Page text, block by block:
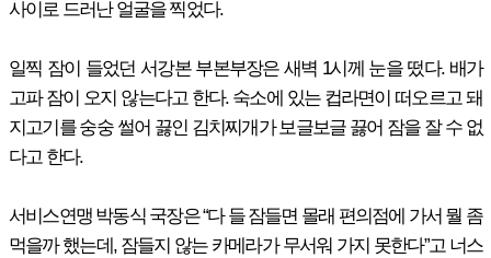
사이로 드러난 얼굴을 찍었다.
일찍 잠이 들었던 서강본 부본부장은 새벽 1시께 눈을 떴다. 배가
고파 잠이 오지 않는다고 한다. 숙소에 있는 컵라면이 떠오르고 돼
지고기를 숭숭 썰어 끓인 김치찌개가 보글보글 끓어 잠을 잘 수 없
다고 한다.
서비스연맹 박동식 국장은 “다 들 잠들면 몰래 편의점에 가서 뭘 좀
먹을까 했는데, 잠들지 않는 카메라가 무서워 가지 못한다”고 너스